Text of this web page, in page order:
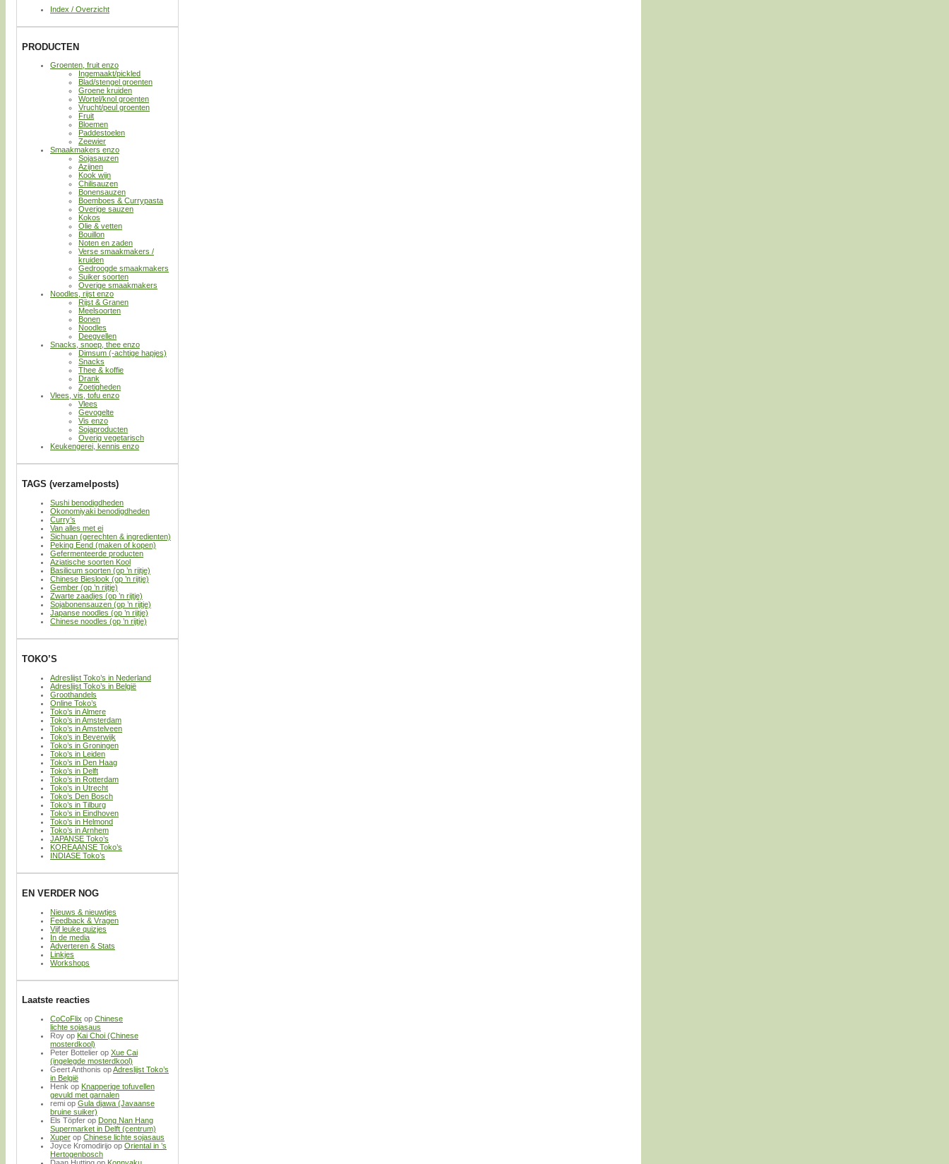
Index / Overzicht
PRODUCTEN
Groenten, fruit enzo
Ingemaakt/pickled
Blad/stengel groenten
Groene kruiden
Wortel/knol groenten
Vrucht/peul groenten
Fruit
Bloemen
Paddestoelen
Zeewier
Smaakmakers enzo
Sojasauzen
Azijnen
Kook wijn
Chilisauzen
Bonensauzen
Boemboes & Currypasta
Overige sauzen
Kokos
Olie & vetten
Bouillon
Noten en zaden
Verse smaakmakers /
kruiden
Gedroogde smaakmakers
Suiker soorten
Overige smaakmakers
Noodles, rijst enzo
Rijst & Granen
Meelsoorten
Bonen
Noodles
Deegvellen
Snacks, snoep, thee enzo
Dimsum (-achtige hapjes)
Snacks
Thee & koffie
Drank
Zoetigheden
Vlees, vis, tofu enzo
Vlees
Gevogelte
Vis enzo
Sojaproducten
Overig vegetarisch
Keukengerei, kennis enzo
TAGS (verzamelposts)
Sushi benodigdheden
Okonomiyaki benodigdheden
Curry’s
Van alles met ei
Sichuan (gerechten & ingredienten)
Peking Eend (maken of kopen)
Gefermenteerde producten
Aziatische soorten Kool
Basilicum soorten (op ’n rijtje)
Chinese Bieslook (op ’n rijtje)
Gember (op ’n rijtje)
Zwarte zaadjes (op ’n rijtje)
Sojabonensauzen (op ’n rijtje)
Japanse noodles (op ’n rijtje)
Chinese noodles (op ’n rijtje)
TOKO’S
Adreslijst Toko’s in Nederland
Adreslijst Toko’s in België
Groothandels
Online Toko’s
Toko’s in Almere
Toko’s in Amsterdam
Toko’s in Amstelveen
Toko’s in Beverwijk
Toko’s in Groningen
Toko’s in Leiden
Toko’s in Den Haag
Toko’s in Delft
Toko’s in Rotterdam
Toko’s in Utrecht
Toko’s Den Bosch
Toko’s in Tilburg
Toko’s in Eindhoven
Toko’s in Helmond
Toko’s in Arnhem
JAPANSE Toko’s
KOREAANSE Toko’s
INDIASE Toko’s
EN VERDER NOG
Nieuws & nieuwtjes
Feedback & Vragen
Vijf leuke quizjes
In de media
Adverteren & Stats
Linkjes
Workshops
Laatste reacties
CoCoFlix op Chinese
lichte sojasaus
Roy op Kai Choi (Chinese
mosterdkool)
Peter Bottelier op Xue Cai
(ingelegde mosterdkool)
Geert Anthonis opAdreslijst Toko’s
in België
Henk op Knapperige tofuvellen
gevuld met garnalen
remi op Gula djawa (Javaanse
bruine suiker)
Els Töpfer op Dong Nan Hang
Supermarket in Delft (centrum)
Xuper op Chinese lichte sojasaus
Joyce Kromodirijo op Oriental in ’s
Hertogenbosch